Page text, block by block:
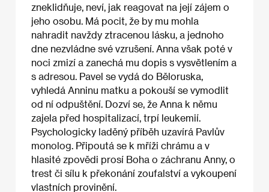
zneklidňuje, neví, jak reagovat na její zájem o
jeho osobu. Má pocit, že by mu mohla
nahradit navždy ztracenou lásku, a jednoho
dne nezvládne své vzrušení. Anna však poté v
noci zmizí a zanechá mu dopis s vysvětlením a
s adresou. Pavel se vydá do Běloruska,
vyhledá Anninu matku a pokouší se vymodlit
od ní odpuštění. Dozví se, že Anna k němu
zajela před hospitalizací, trpí leukemií.
Psychologicky laděný příběh uzavírá Pavlův
monolog. Připoutá se k mříži chrámu a v
hlasité zpovědi prosí Boha o záchranu Anny, o
trest či sílu k překonání zoufalství a vykoupení
vlastních provinění.